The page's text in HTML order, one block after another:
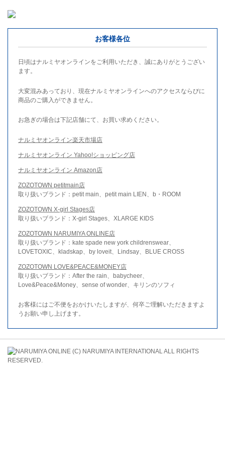
お客様各位
日頃はナルミヤオンラインをご利用いただき、誠にありがとうござい
ます。
大変混みあっており、現在ナルミヤオンラインへのアクセスならびに
商品のご購入ができません。
お急ぎの場合は下記店舗にて、お買い求めください。
ナルミヤオンライン楽天市場店
ナルミヤオンライン Yahoo!ショッピング店
ナルミヤオンライン Amazon店
ZOZOTOWN petitmain店
取り扱いブランド：petit main、petit main LIEN、b・ROOM
ZOZOTOWN X-girl Stages店
取り扱いブランド：X-girl Stages、XLARGE KIDS
ZOZOTOWN NARUMIYA ONLINE店
取り扱いブランド：kate spade new york childrenswear、
LOVETOXIC、kladskap、by loveit、Lindsay、BLUE CROSS
ZOZOTOWN LOVE&PEACE&MONEY店
取り扱いブランド：After the rain、babycheer、
Love&Peace&Money、sense of wonder、キリンのソフィ
お客様にはご不便をおかけいたしますが、何卒ご理解いただきますよ
うお願い申し上げます。